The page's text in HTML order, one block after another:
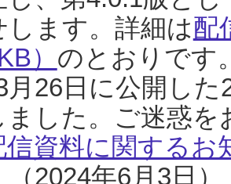
します。詳細は配
） のとおりです
月26日に公開し
ました。ご迷惑
信資料に関するお
2024年6月3日）